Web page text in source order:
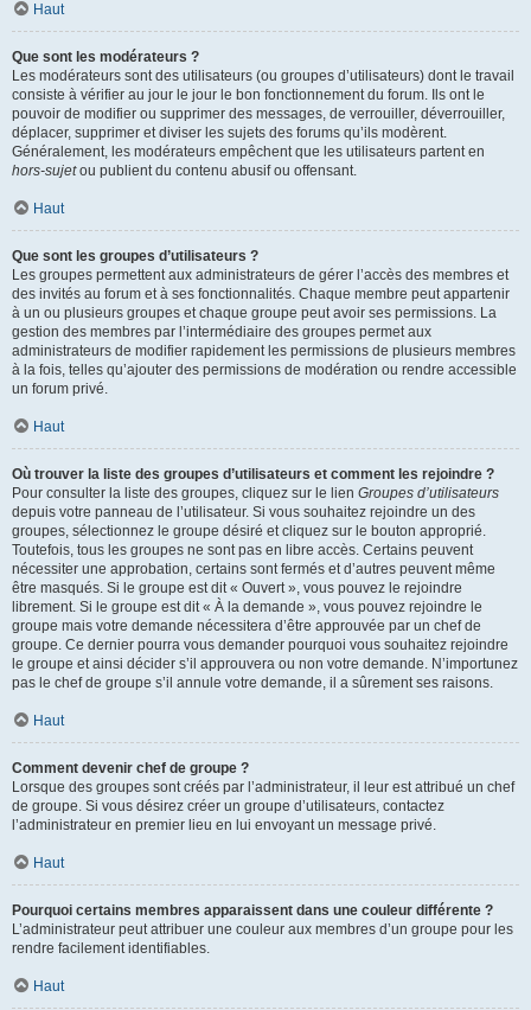
Haut
Que sont les modérateurs ?
Les modérateurs sont des utilisateurs (ou groupes d’utilisateurs) dont le travail
consiste à vérifier au jour le jour le bon fonctionnement du forum. Ils ont le
pouvoir de modifier ou supprimer des messages, de verrouiller, déverrouiller,
déplacer, supprimer et diviser les sujets des forums qu’ils modèrent.
Généralement, les modérateurs empêchent que les utilisateurs partent en
hors-sujetou publient du contenu abusif ou offensant.
Haut
Que sont les groupes d’utilisateurs ?
Les groupes permettent aux administrateurs de gérer l’accès des membres et
des invités au forum et à ses fonctionnalités. Chaque membre peut appartenir
à un ou plusieurs groupes et chaque groupe peut avoir ses permissions. La
gestion des membres par l’intermédiaire des groupes permet aux
administrateurs de modifier rapidement les permissions de plusieurs membres
à la fois, telles qu’ajouter des permissions de modération ou rendre accessible
un forum privé.
Haut
Où trouver la liste des groupes d’utilisateurs et comment les rejoindre ?
Pour consulter la liste des groupes, cliquez sur le lien Groupes d’utilisateurs
depuis votre panneau de l’utilisateur. Si vous souhaitez rejoindre un des
groupes, sélectionnez le groupe désiré et cliquez sur le bouton approprié.
Toutefois, tous les groupes ne sont pas en libre accès. Certains peuvent
nécessiter une approbation, certains sont fermés et d’autres peuvent même
être masqués. Si le groupe est dit « Ouvert », vous pouvez le rejoindre
librement. Si le groupe est dit « À la demande », vous pouvez rejoindre le
groupe mais votre demande nécessitera d’être approuvée par un chef de
groupe. Ce dernier pourra vous demander pourquoi vous souhaitez rejoindre
le groupe et ainsi décider s’il approuvera ou non votre demande. N’importunez
pas le chef de groupe s’il annule votre demande, il a sûrement ses raisons.
Haut
Comment devenir chef de groupe ?
Lorsque des groupes sont créés par l’administrateur, il leur est attribué un chef
de groupe. Si vous désirez créer un groupe d’utilisateurs, contactez
l’administrateur en premier lieu en lui envoyant un message privé.
Haut
Pourquoi certains membres apparaissent dans une couleur différente ?
L’administrateur peut attribuer une couleur aux membres d’un groupe pour les
rendre facilement identifiables.
Haut